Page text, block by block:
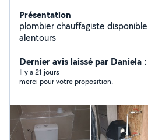
Présentation
plombier chauffagiste
alentours
Dernier avis laissé par Daniela
Il y a 21 jours
merci pour votre proposition.